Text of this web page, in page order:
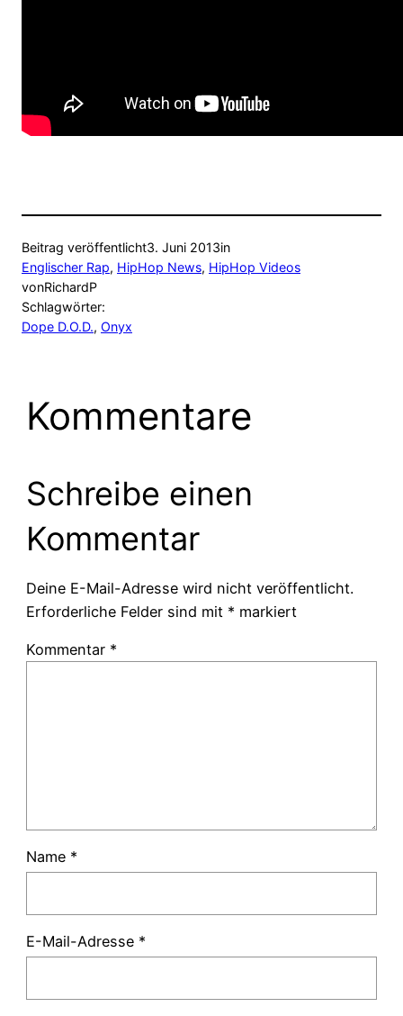
Beitrag veröffentlicht3. Juni 2013in
Englischer Rap, HipHop News, HipHop Videos
vonRichardP
Schlagwörter:
Dope D.O.D., Onyx
Kommentare
Schreibe einen
Kommentar
Deine E-Mail-Adresse wird nicht veröffentlicht.
Erforderliche Felder sind mit * markiert
Kommentar *
Name *
E-Mail-Adresse *